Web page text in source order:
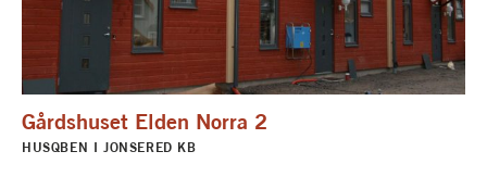
Gårdshuset Elden Norra 2
HUSQBEN I JONSERED KB